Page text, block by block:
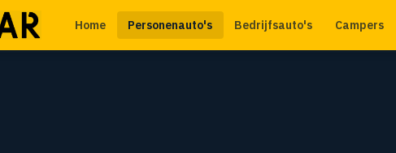
Home Personenauto's Bedrijfsauto's Campers